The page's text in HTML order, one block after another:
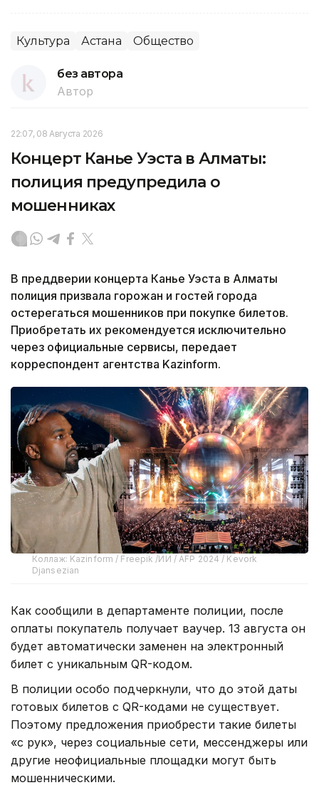
Культура Астана Общество
без автора
Автор
22:07, 08 Августа 2026
Концерт Канье Уэста в Алматы:
полиция предупредила о
мошенниках
В преддверии концерта Канье Уэста в Алматы
полиция призвала горожан и гостей города
остерегаться мошенников при покупке билетов.
Приобретать их рекомендуется исключительно
через официальные сервисы, передает
корреспондент агентства Kazinform.
Коллаж: Kazinform / Freepik /ИИ / AFP 2024 / Kevork
Djansezian
Как сообщили в департаменте полиции, после
оплаты покупатель получает ваучер. 13 августа он
будет автоматически заменен на электронный
билет с уникальным QR-кодом.
В полиции особо подчеркнули, что до этой даты
готовых билетов с QR-кодами не существует.
Поэтому предложения приобрести такие билеты
«с рук», через социальные сети, мессенджеры или
другие неофициальные площадки могут быть
мошенническими.